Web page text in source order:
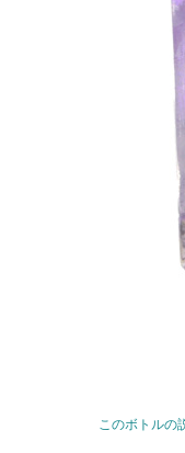
このボトルの